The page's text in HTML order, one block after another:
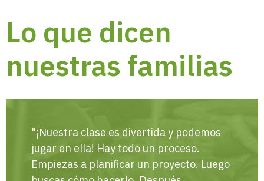
Lo que dicen
nuestras familias
"¡Nuestra clase es divertida y podemos
jugar en ella! Hay todo un proceso.
Empiezas a planificar un proyecto. Luego